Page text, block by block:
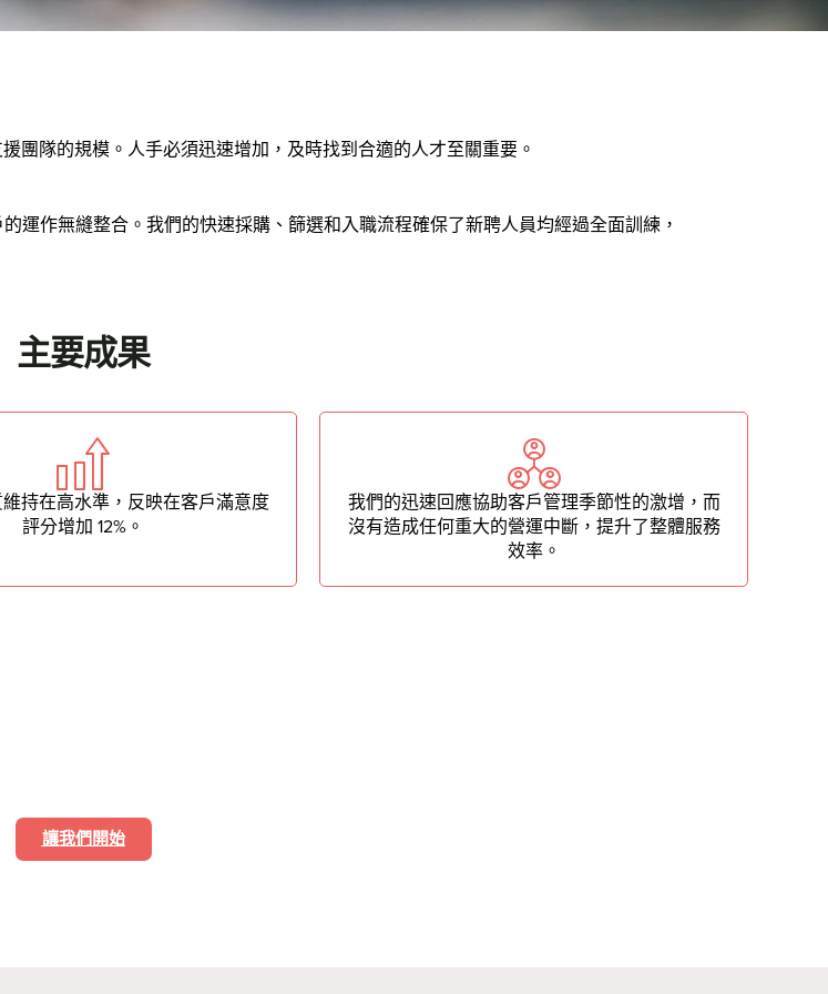
團隊的規模。人手必須迅速增加，及時找到合適的人才至關重要。
運作無縫整合。我們的快速採購、篩選和入職流程確保了新聘人員均經過全面訓練，
主要成果
持在高水準，反映在客戶滿意度
評分增加 12%。
我們的迅速回應協助客戶管理季節性的激增，而
沒有造成任何重大的營運中斷，提升了整體服務
效率。
讓我們開始